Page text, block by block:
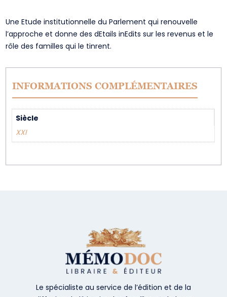
Une Etude institutionnelle du Parlement qui renouvelle
l’approche et donne des dEtails inEdits sur les revenus et le
rôle des familles qui le tinrent.
INFORMATIONS COMPLÉMENTAIRES
Siècle
XXI
Le spécialiste au service de l’édition et de la